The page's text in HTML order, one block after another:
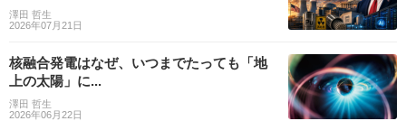
澤田 哲生
2026年07月21日
核融合発電はなぜ、いつまでたっても「地
上の太陽」に...
澤田 哲生
2026年06月22日